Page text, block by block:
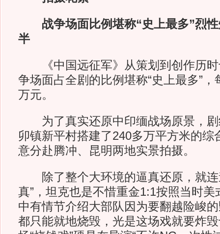
战争场面比例堪称“史上最多”烈
半
《中国远征军》从策划到创作历时
争场面占全剧的比例堪称“史上最多”
万元。
为了真实还原中印缅战场原景，剧
卯镇新平村搭建了240多万平方米的综
意分赴腾冲、昆明两地实景拍摄。
除了整个大环境的逼真还原，就连
真”，坦克也是不惜重金1:1按照当时
中有情节介绍大部队因为要翻越险峻
都只能就地烧毁，光是这场戏就要炸